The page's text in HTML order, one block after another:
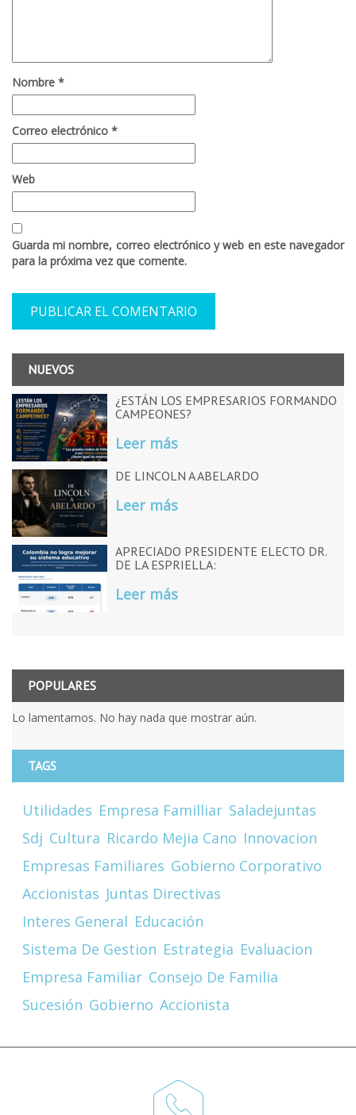
Nombre *
Correo electrónico *
Web
Guarda mi nombre, correo electrónico y web en este navegador
para la próxima vez que comente.
NUEVOS
¿ESTÁN LOS EMPRESARIOS FORMANDO
CAMPEONES?
Leer más
DE LINCOLN A ABELARDO
Leer más
APRECIADO PRESIDENTE ELECTO DR.
DE LA ESPRIELLA:
Leer más
POPULARES
Lo lamentamos. No hay nada que mostrar aún.
TAGS
Utilidades Empresa Familliar Saladejuntas
Sdj Cultura Ricardo Mejia Cano Innovacion
Empresas Familiares Gobierno Corporativo
Accionistas Juntas Directivas
Interes General Educación
Sistema De Gestion Estrategia Evaluacion
Empresa Familiar Consejo De Familia
Sucesión Gobierno Accionista